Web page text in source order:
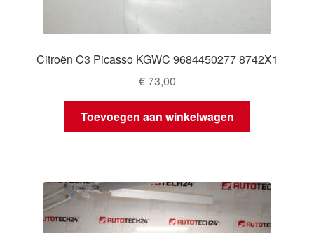
Citroën C3 Picasso KGWC 9684450277 8742X1
€73,00
Toevoegen aan winkelwagen